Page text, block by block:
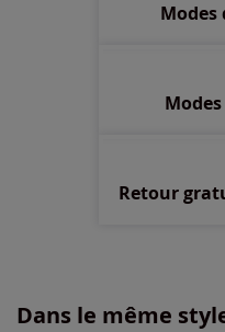
Modes
Retour
Dans le même